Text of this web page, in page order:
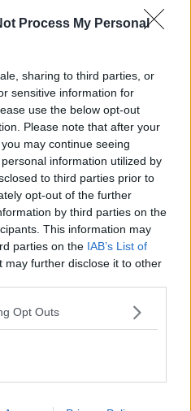
Process My Personal
sharing to third parties, or
sensitive information for
use the below opt-out
Please note that after your
may continue seeing
information utilized by
to third parties prior to
opt-out of the further
by third parties on the
This information may
parties on the IAB’s List of
may further disclose it to other
Opt Outs
del sionismo
della tensione
(prima parte)
legge spara-tutto!
Governo e sionisti
e della società
suo funerale?
e Israele
il mondo
scemo
e italiani